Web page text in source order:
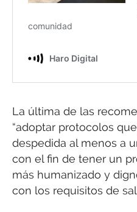
La última de las
“adoptar protocolos
despedida al menos a
con el fin de tener un
más humanizado y
con los requisitos de